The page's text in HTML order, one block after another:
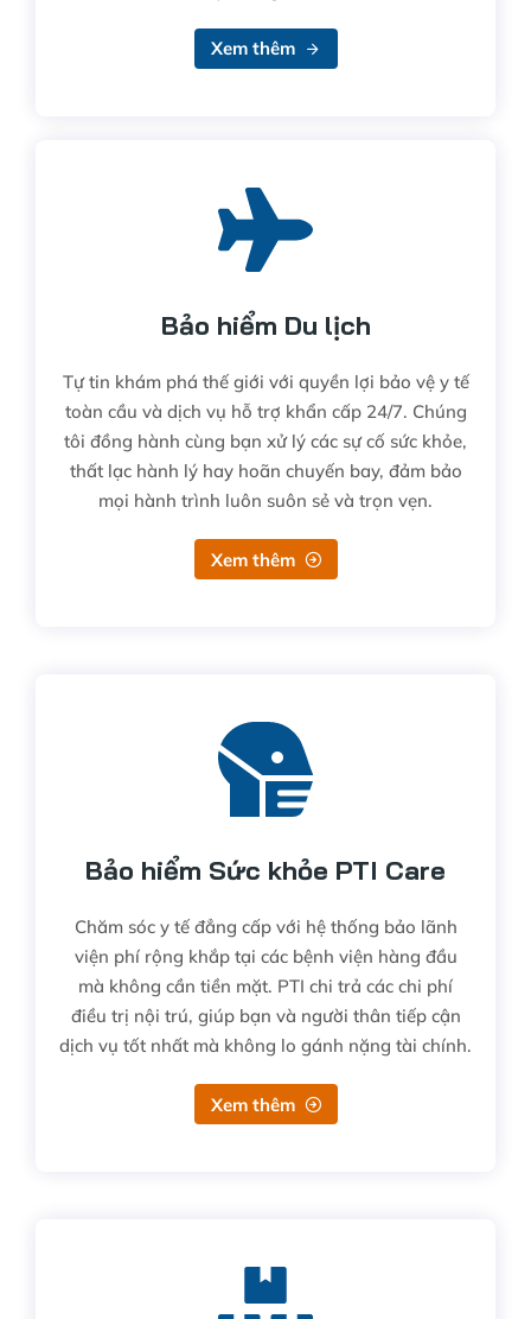
Xem thêm
Bảo hiểm Du lịch
Tự tin khám phá thế giới với quyền lợi bảo vệ y tế
toàn cầu và dịch vụ hỗ trợ khẩn cấp 24/7. Chúng
tôi đồng hành cùng bạn xử lý các sự cố sức khỏe,
thất lạc hành lý hay hoãn chuyến bay, đảm bảo
mọi hành trình luôn suôn sẻ và trọn vẹn.
Xem thêm
Bảo hiểm Sức khỏe PTI Care
Chăm sóc y tế đẳng cấp với hệ thống bảo lãnh
viện phí rộng khắp tại các bệnh viện hàng đầu
mà không cần tiền mặt. PTI chi trả các chi phí
điều trị nội trú, giúp bạn và người thân tiếp cận
dịch vụ tốt nhất mà không lo gánh nặng tài chính.
Xem thêm